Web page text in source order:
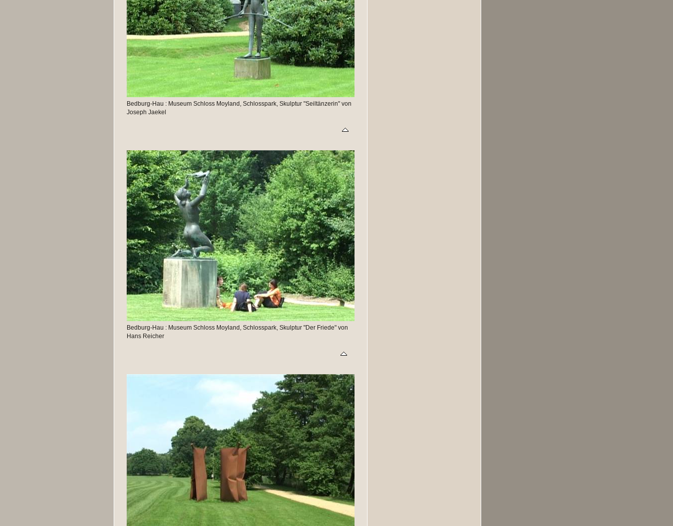
Bedburg-Hau : Museum Schloss Moyland, Schlosspark, Skulptur "Seiltänzerin" von
Joseph Jaekel
Bedburg-Hau : Museum Schloss Moyland, Schlosspark, Skulptur "Der Friede" von
Hans Reicher